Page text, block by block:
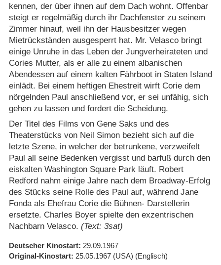
kennen, der über ihnen auf dem Dach wohnt. Offenbar
steigt er regelmäßig durch ihr Dachfenster zu seinem
Zimmer hinauf, weil ihn der Hausbesitzer wegen
Mietrückständen ausgesperrt hat. Mr. Velasco bringt
einige Unruhe in das Leben der Jungverheirateten und
Cories Mutter, als er alle zu einem albanischen
Abendessen auf einem kalten Fährboot in Staten Island
einlädt. Bei einem heftigen Ehestreit wirft Corie dem
nörgelnden Paul anschließend vor, er sei unfähig, sich
gehen zu lassen und fordert die Scheidung.
Der Titel des Films von Gene Saks und des
Theaterstücks von Neil Simon bezieht sich auf die
letzte Szene, in welcher der betrunkene, verzweifelt
Paul all seine Bedenken vergisst und barfuß durch den
eiskalten Washington Square Park läuft. Robert
Redford nahm einige Jahre nach dem Broadway-Erfolg
des Stücks seine Rolle des Paul auf, während Jane
Fonda als Ehefrau Corie die Bühnen- Darstellerin
ersetzte. Charles Boyer spielte den exzentrischen
Nachbarn Velasco. (Text: 3sat)
Deutscher Kinostart 29.09.1967
Original-Kinostart 25.05.1967 (USA) (Englisch)